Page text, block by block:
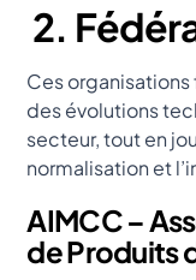
2.
Ces
des évolutions
secteur, tout en
normalisation et
AIMCC –
de Produits